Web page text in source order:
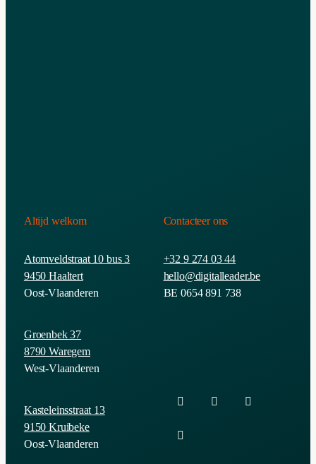
Altijd welkom
Atomveldstraat 10 bus 3
9450 Haaltert
Oost-Vlaanderen
Groenbek 37
8790 Waregem
West-Vlaanderen
Kasteleinsstraat 13
9150 Kruibeke
Oost-Vlaanderen
Contacteer ons
+32 9 274 03 44
hello@digitalleader.be
BE 0654 891 738